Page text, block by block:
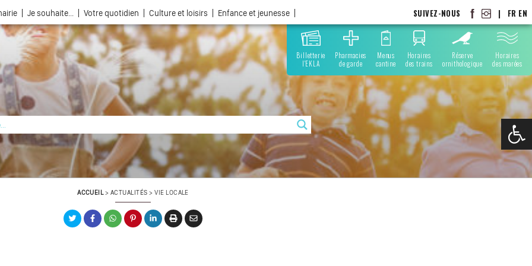
Je souhaite... Votre quotidien Culture et loisirs Enfance et jeunesse SUIVEZ-NOUS | FR EN
Billetterie
l'EKLA
Pharmacies
de garde
Menus
cantine
Horaires
des trains
Réserve
ornithologique
Horaires
des marées
ACCUEIL> ACTUALITÉS >VIE LOCALE
Ouvrir